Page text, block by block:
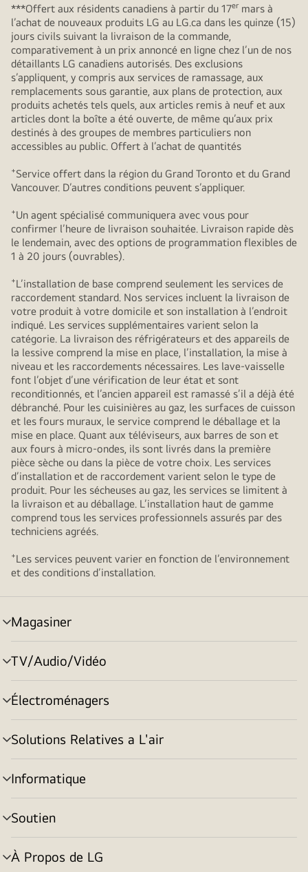
***Offert aux résidents canadiens à partir du 17er mars à
l’achat de nouveaux produits LG au LG.ca dans les quinze (15)
jours civils suivant la livraison de la commande,
comparativement à un prix annoncé en ligne chez l’un de nos
détaillants LG canadiens autorisés. Des exclusions
s’appliquent, y compris aux services de ramassage, aux
remplacements sous garantie, aux plans de protection, aux
produits achetés tels quels, aux articles remis à neuf et aux
articles dont la boîte a été ouverte, de même qu’aux prix
destinés à des groupes de membres particuliers non
accessibles au public. Offert à l’achat de quantités
+Service offert dans la région du Grand Toronto et du Grand
Vancouver. D’autres conditions peuvent s’appliquer.
+Un agent spécialisé communiquera avec vous pour
confirmer l’heure de livraison souhaitée. Livraison rapide dès
le lendemain, avec des options de programmation flexibles de
1 à 20 jours (ouvrables).
+L’installation de base comprend seulement les services de
raccordement standard. Nos services incluent la livraison de
votre produit à votre domicile et son installation à l’endroit
indiqué. Les services supplémentaires varient selon la
catégorie. La livraison des réfrigérateurs et des appareils de
la lessive comprend la mise en place, l’installation, la mise à
niveau et les raccordements nécessaires. Les lave-vaisselle
font l’objet d’une vérification de leur état et sont
reconditionnés, et l’ancien appareil est ramassé s’il a déjà été
débranché. Pour les cuisinières au gaz, les surfaces de cuisson
et les fours muraux, le service comprend le déballage et la
mise en place. Quant aux téléviseurs, aux barres de son et
aux fours à micro-ondes, ils sont livrés dans la première
pièce sèche ou dans la pièce de votre choix. Les services
d’installation et de raccordement varient selon le type de
produit. Pour les sécheuses au gaz, les services se limitent à
la livraison et au déballage. L’installation haut de gamme
comprend tous les services professionnels assurés par des
techniciens agréés.
+Les services peuvent varier en fonction de l’environnement
et des conditions d’installation.
Magasiner
menu
basculement
TV/Audio/Vidéo
menu
basculement
Électroménagers
menu
basculement
Solutions Relatives a L'air
menu
basculement
Informatique
menu
basculement
Soutien
menu
basculement
À Propos de LG
menu